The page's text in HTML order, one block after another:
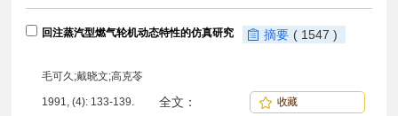
回注蒸汽型燃气轮机动态特性的仿真研究 摘要 ( 1547 )
毛可久;戴晓文;高克苓
1991, (4): 133-139. 全文： 收藏